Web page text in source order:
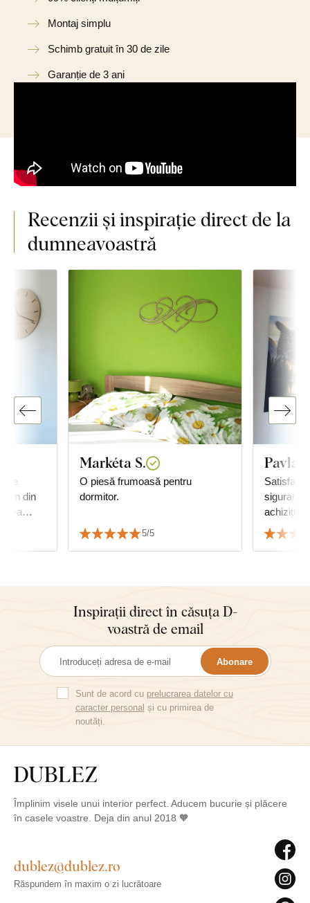
Montaj simplu
Schimb gratuit în 30 de zile
Garanție de 3 ani
Recenzii și inspirație direct de la
dumneavoastră
de
din
S-a
Markéta S.
O piesă frumoasă pentru
dormitor.
5/5
Pavla
siguranță
achiziție.
Inspirații direct în căsuța D-
voastră de email
Abonare
Sunt de acord cu prelucrarea datelor cu
caracter personal și cu primirea de
noutăți.
Împlinim visele unui interior perfect. Aducem bucurie și plăcere
în casele voastre. Deja din anul 2018 🧡
dublez@dublez.ro
Răspundem în maxim o zi lucrătoare